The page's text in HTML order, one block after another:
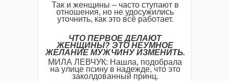
Так и женщины – часто ступают в
отношения, но не удосужились
уточнить, как это всё работает.
ЧТО ПЕРВОЕ ДЕЛАЮТ
ЖЕНЩИНЫ? ЭТО НЕУМНОЕ
ЖЕЛАНИЕ МУЖЧИНУ ИЗМЕНИТЬ.
МИЛА ЛЕВЧУК: Нашла, подобрала
на улице псину в надежде, что это
заколдованный принц.